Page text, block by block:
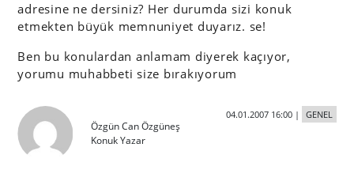
adresine ne dersiniz? Her durumda sizi konuk
etmekten büyük memnuniyet duyarız. se!
Ben bu konulardan anlamam diyerek kaçıyor,
yorumu muhabbeti size bırakıyorum
Özgün Can Özgüneş
Konuk Yazar
04.01.2007 16:00| GENEL